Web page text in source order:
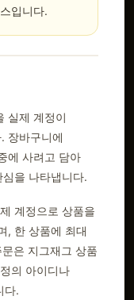
입니다.
실제 계정이
장바구니에
에 사려고 담아
을 나타냅니다.
계정으로 상품을
, 한 상품에 최대
은 지그재그 상품
의 아이디나
다.